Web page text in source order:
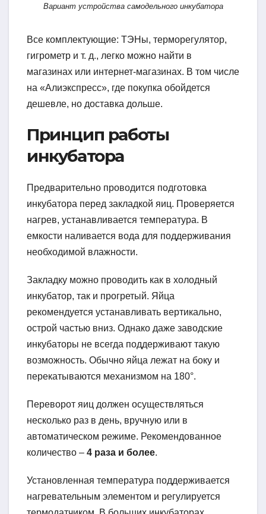
Вариант устройства самодельного инкубатора
Все комплектующие: ТЭНы, терморегулятор,
гигрометр и т. д., легко можно найти в
магазинах или интернет-магазинах. В том числе
на «Алиэкспресс», где покупка обойдется
дешевле, но доставка дольше.
Принцип работы
инкубатора
Предварительно проводится подготовка
инкубатора перед закладкой яиц. Проверяется
нагрев, устанавливается температура. В
емкости наливается вода для поддерживания
необходимой влажности.
Закладку можно проводить как в холодный
инкубатор, так и прогретый. Яйца
рекомендуется устанавливать вертикально,
острой частью вниз. Однако даже заводские
инкубаторы не всегда поддерживают такую
возможность. Обычно яйца лежат на боку и
перекатываются механизмом на 180°.
Переворот яиц должен осуществляться
несколько раз в день, вручную или в
автоматическом режиме. Рекомендованное
количество – 4 раза и более.
Установленная температура поддерживается
нагревательным элементом и регулируется